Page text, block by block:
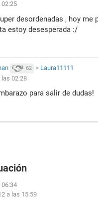
02:25
desordenadas , hoy me
estoy desesperada :/
62 > Laura11111
las 02:28
para salir de dudas!
06:34
a las 15:59